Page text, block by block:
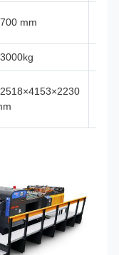
mm